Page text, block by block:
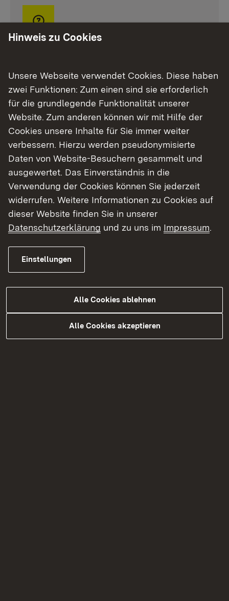
FAQ
Externer Link:
FAQ Produktsicherheit (ProdSG)
Unsichere Produkte?
So können Sie unsichere Produkte melden.
Externer Link:
ICSMS: Informationssystem für
Behörden, Wirtschaft und Verbraucher
Externer Link:
Safety Gate: Aktuelle Meldungen
Hinweis zu Cookies
Unsere Webseite verwendet Cookies. Diese haben
zwei Funktionen: Zum einen sind sie erforderlich
für die grundlegende Funktionalität unserer
Website. Zum anderen können wir mit Hilfe der
Cookies unsere Inhalte für Sie immer weiter
verbessern. Hierzu werden pseudonymisierte
Daten von Website-Besuchern gesammelt und
ausgewertet. Das Einverständnis in die
Verwendung der Cookies können Sie jederzeit
widerrufen. Weitere Informationen zu Cookies auf
dieser Website finden Sie in unserer
Datenschutzerklärung und zu uns im Impressum.
Einstellungen
Alle Cookies ablehnen
Alle Cookies akzeptieren